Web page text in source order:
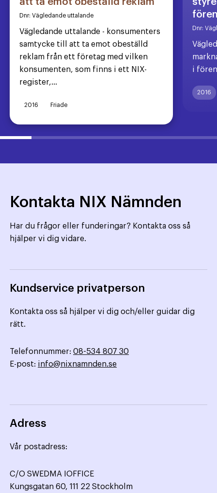
Dnr: Vägledande uttalande
Vägledande uttalande - konsumenters
samtycke till att ta emot obeställd
reklam från ett företag med vilken
konsumenten, som finns i ett NIX-
register,...
2016 Friade
Dnr:
i
2016
Kontakta NIX Nämnden
Har du frågor eller funderingar? Kontakta oss så
hjälper vi dig vidare.
Kundservice privatperson
Kontakta oss så hjälper vi dig och/eller guidar dig
rätt.
Telefonnummer: 08-534 807 30
E-post: info@nixnamnden.se
Adress
Vår postadress:
C/O SWEDMA IOFFICE
Kungsgatan 60, 111 22 Stockholm